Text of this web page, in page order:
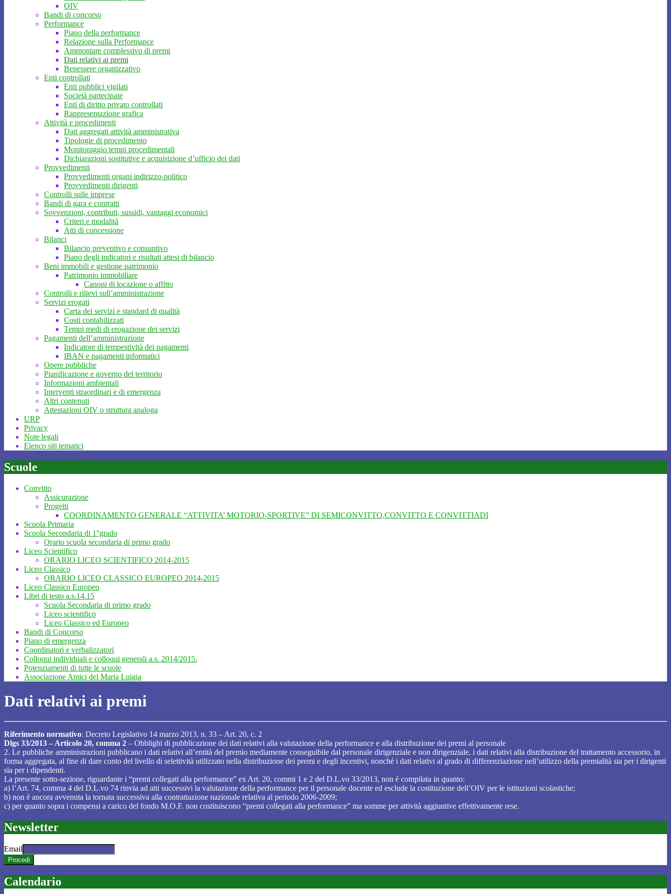
OIV
Bandi di concorso
Performance
Piano della performance
Relazione sulla Performance
Ammontare complessivo di premi
Dati relativi ai premi
Benessere organizzativo
Enti controllati
Enti pubblici vigilati
Società partecipate
Enti di diritto privato controllati
Rappresentazione grafica
Attività e procedimenti
Dati aggregati attività amministrativa
Tipologie di procedimento
Monitoraggio tempi procedimentali
Dichiarazioni sostitutive e acquisizione d’ufficio dei dati
Provvedimenti
Provvedimenti organi indirizzo-politico
Provvedimenti dirigenti
Controlli sulle imprese
Bandi di gara e contratti
Sovvenzioni, contributi, sussidi, vantaggi economici
Criteri e modalità
Atti di concessione
Bilanci
Bilancio preventivo e consuntivo
Piano degli indicatori e risultati attesi di bilancio
Beni immobili e gestione patrimonio
Patrimonio immobiliare
Canoni di locazione o affitto
Controlli e rilievi sull’amministrazione
Servizi erogati
Carta dei servizi e standard di qualità
Costi contabilizzati
Tempi medi di erogazione dei servizi
Pagamenti dell’amministrazione
Indicatore di tempestività dei pagamenti
IBAN e pagamenti informatici
Opere pubbliche
Pianificazione e governo del territorio
Informazioni ambientali
Interventi straordinari e di emergenza
Altri contenuti
Attestazioni OIV o struttura analoga
URP
Privacy
Note legali
Elenco siti tematici
Scuole
Convitto
Assicurazione
Progetti
COORDINAMENTO GENERALE “ATTIVITA’ MOTORIO-SPORTIVE” DI SEMICONVITTO,CONVITTO E CONVITTIADI
Scuola Primaria
Scuola Secondaria di 1°grado
Orario scuola secondaria di primo grado
Liceo Scientifico
ORARIO LICEO SCIENTIFICO 2014-2015
Liceo Classico
ORARIO LICEO CLASSICO EUROPEO 2014-2015
Liceo Classico Europeo
Libri di testo a.s.14.15
Scuola Secondaria di primo grado
Liceo scientifico
Liceo Classico ed Europeo
Bandi di Concorso
Piano di emergenza
Coordinatori e verbalizzatori
Colloqui individuali e colloqui generali a.s. 2014/2015.
Potenziamenti di tutte le scuole
Associazione Amici del Maria Luigia
Dati relativi ai premi
Riferimento normativo: Decreto Legislativo 14 marzo 2013, n. 33 – Art. 20, c. 2
Dlgs 33/2013 – Articolo 20, comma 2 – Obblighi di pubblicazione dei dati relativi alla valutazione della performance e alla distribuzione dei premi al personale
2. Le pubbliche amministrazioni pubblicano i dati relativi all’entità del premio mediamente conseguibile dal personale dirigenziale e non dirigenziale, i dati relativi alla distribuzione del trattamento accessorio, in
forma aggregata, al fine di dare conto del livello di selettività utilizzato nella distribuzione dei premi e degli incentivi, nonché i dati relativi al grado di differenziazione nell’utilizzo della premialità sia per i dirigenti
sia per i dipendenti.
La presente sotto-sezione, riguardante i “premi collegati alla performance” ex Art. 20, commi 1 e 2 del D.L.vo 33/2013, non è compilata in quanto:
a) l’Art. 74, comma 4 del D.L.vo 74 rinvia ad atti successivi la valutazione della performance per il personale docente ed esclude la costituzione dell’OIV per le istituzioni scolastiche;
b) non è ancora avvenuta la tornata successiva alla contrattazione nazionale relativa al periodo 2006-2009;
c) per quanto sopra i compensi a carico del fondo M.O.F. non costituiscono “premi collegati alla performance” ma somme per attività aggiuntive effettivamente rese.
Newsletter
Email
Calendario